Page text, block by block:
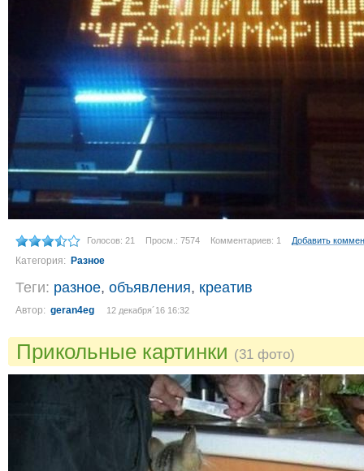
Голосов: 21 Просм.: 7574 Комментариев: 1 Добавить
Категория: Разное
Теги: разное, объявления, креатив
Автор: geran4eg 12 декабря´16 16:32
Прикольные картинки (31 фото)